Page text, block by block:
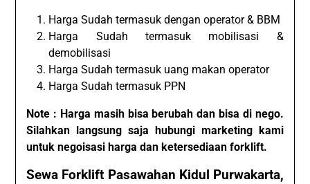
Harga Sudah termasuk dengan operator & BBM
Harga Sudah termasuk mobilisasi &
demobilisasi
Harga Sudah termasuk uang makan operator
Harga Sudah termasuk PPN
Note : Harga masih bisa berubah dan bisa di nego.
Silahkan langsung saja hubungi marketing kami
untuk negoisasi harga dan ketersediaan forklift.
Sewa Forklift Pasawahan Kidul Purwakarta,